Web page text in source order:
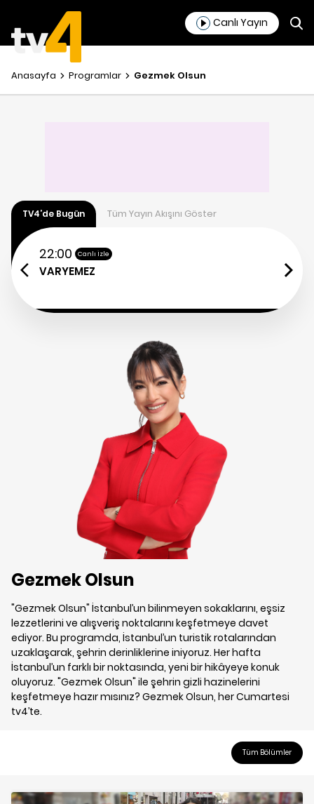
Canlı Yayın
Anasayfa Programlar Gezmek Olsun
TV4’de Bugün Tüm Yayın Akışını Göster
22:00 Canlı İzle
VARYEMEZ
Gezmek Olsun
"Gezmek Olsun" İstanbul’un bilinmeyen sokaklarını, eşsiz
lezzetlerini ve alışveriş noktalarını keşfetmeye davet
ediyor. Bu programda, İstanbul’un turistik rotalarından
uzaklaşarak, şehrin derinliklerine iniyoruz. Her hafta
İstanbul’un farklı bir noktasında, yeni bir hikâyeye konuk
oluyoruz. "Gezmek Olsun" ile şehrin gizli hazinelerini
keşfetmeye hazır mısınız? Gezmek Olsun, her Cumartesi
tv4’te.
Tüm Bölümler